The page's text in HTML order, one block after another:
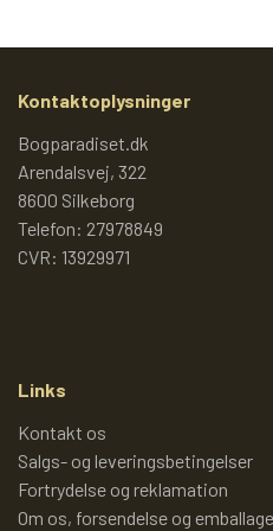
JUMBO
LADEMANNS
DE HELTRASMUS
REISLER
ANDRE GAMLE
Kontaktoplysninger
Bogparadiset.dk
Arendalsvej, 322
8600 Silkeborg
Telefon: 27978849
CVR: 13929971
Links
Kontakt os
Salgs- og leveringsbetingelser
Fortrydelse og reklamation
Om os, forsendelse og emballage